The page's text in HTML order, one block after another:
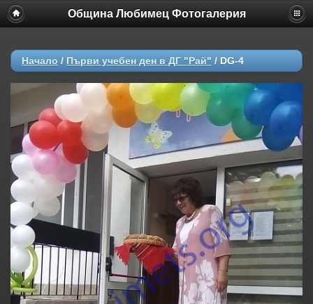
Община Любимец Фотогалерия
Начало / Първи учебен ден в ДГ "Рай" / DG-4